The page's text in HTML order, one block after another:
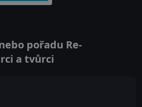
pořadu Re-
a tvůrci